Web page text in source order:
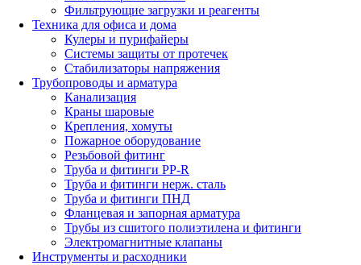
Фильтрующие загрузки и реагенты
Техника для офиса и дома
Кулеры и пурифайеры
Системы защиты от протечек
Стабилизаторы напряжения
Трубопроводы и арматура
Канализация
Краны шаровые
Крепления, хомуты
Пожарное оборудование
Резьбовой фитинг
Труба и фитинги PP-R
Труба и фитинги нерж. сталь
Труба и фитинги ПНД
Фланцевая и запорная арматура
Трубы из сшитого полиэтилена и фитинги
Электромагнитные клапаны
Инструменты и расходники